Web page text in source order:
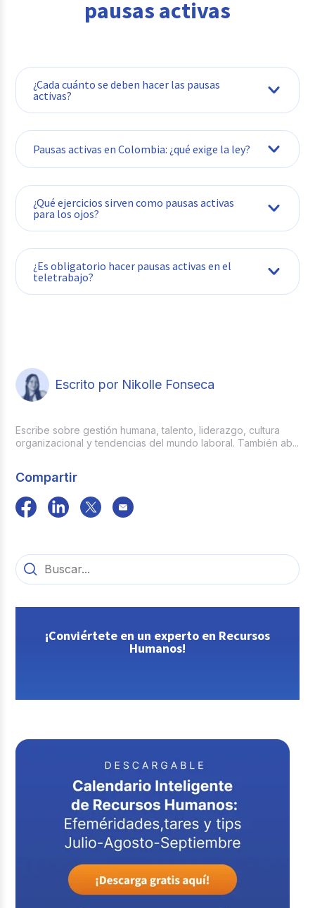
pausas activas
¿Cada cuánto se deben hacer las pausas
activas?
Pausas activas en Colombia: ¿qué exige la ley?
¿Qué ejercicios sirven como pausas activas
para los ojos?
¿Es obligatorio hacer pausas activas en el
teletrabajo?
Escrito por Nikolle Fonseca
Escribe sobre gestión humana, talento, liderazgo, cultura
organizacional y tendencias del mundo laboral. También ab...
Compartir
¡Conviértete en un experto en Recursos
Humanos!